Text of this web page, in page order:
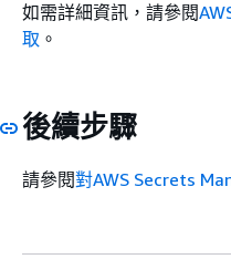
如需詳細資訊，請參閱
取 。
後續步驟
請參閱對AWS Secrets